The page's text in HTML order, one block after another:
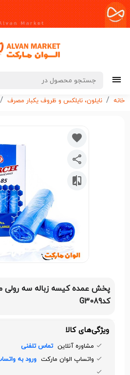
خانه نایلون، نایلکس و ظروف یکبار مصرف
کدG3089
ویژگی‌های کالا
مشاوره آنلاین تماس تلفنی
واتساپ الوان مارکت ورود به